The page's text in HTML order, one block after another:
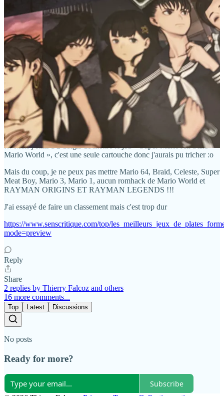
Liked by Thierry Falcoz
Très difficile de faire un top 3 des jeux de plate-forme !
Une chose est sûre, Super Mario World est dedans !
Et VVVVVV, ce qui est contre-intuitif car c'est un jeu de plates-
forme dans lequel… on ne peut pas sauter (je ne dis pas ça pour toi,
Thierry).
Du coup, je suis obligé de mettre le diptyque Mario Galaxy (trop
semblables pour avoir besoin de les séparer)
… Mais j'étais à 2 doigts de mettre le jeu « Super Mario All Stars +
Mario World », c'est une seule cartouche donc j'aurais pu tricher :o
Mais du coup, je ne peux pas mettre Mario 64, Braid, Celeste, Super
Meat Boy, Mario 3, Mario 1, aucun romhack de Mario World et
RAYMAN ORIGINS ET RAYMAN LEGENDS !!!
J'ai essayé de faire un classement mais c'est trop dur
https://www.senscritique.com/top/
mode=preview
Reply
Share
2 replies by Thierry Falcoz and others
16 more comments...
Top Latest Discussions
No posts
Ready for more?
Subscribe